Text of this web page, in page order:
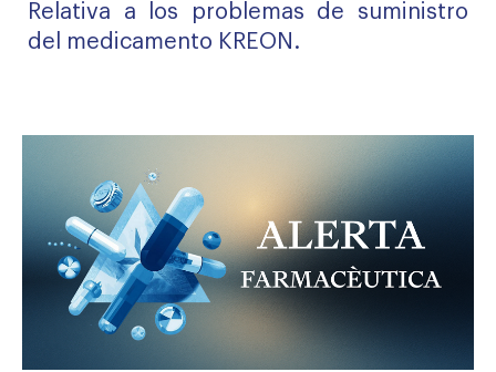
Relativa a los problemas de suministro
del medicamento KREON.